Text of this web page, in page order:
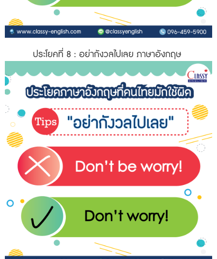
ประโยคที่ 8 : อย่ากังวลไปเลย ภาษาอังกฤษ